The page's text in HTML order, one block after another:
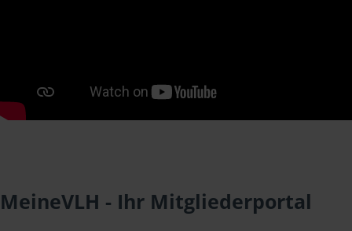
MeineVLH - Ihr Mitgliederportal